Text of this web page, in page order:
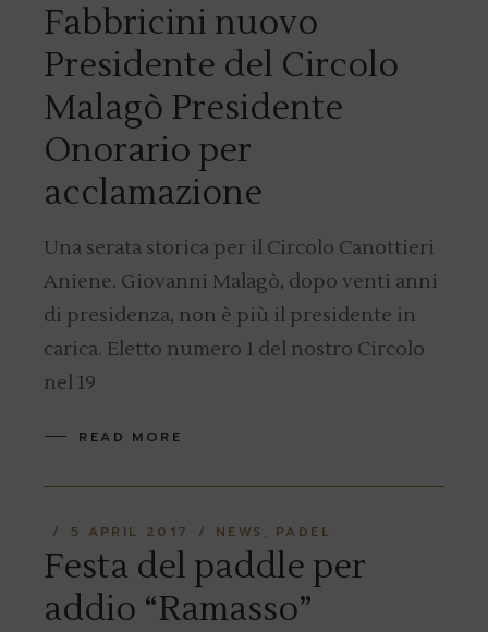
Fabbricini nuovo
Presidente del Circolo
Malagò Presidente
Onorario per
acclamazione
Una serata storica per il Circolo Canottieri
Aniene. Giovanni Malagò, dopo venti anni
di presidenza, non è più il presidente in
carica. Eletto numero 1 del nostro Circolo
nel 19
READ MORE
5 APRIL 2017 NEWS PADEL
Festa del paddle per
addio “Ramasso”